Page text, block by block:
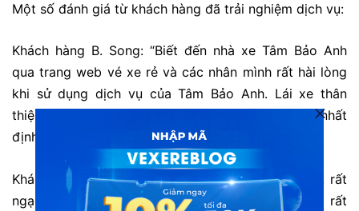
Một số đánh giá từ khách hàng đã trải nghiệm dịch vụ:
Khách hàng B. Song: “Biết đến nhà xe Tâm Bảo Anh
qua trang web vé xe rẻ và các nhân mình rất hài lòng
khi sử dụng dịch vụ của Tâm Bảo Anh. Lái xe thân
thiện và đúng giờ. lần sau mình có nhu cầu đi lại nhất
định sẽ tiếp tục ủng hộ tâm bảo Anh”
Khách hàng Bùi: “Lâu rồi mình mới đi Quảng Ninh, rất
ngạc nhiên vì xe Limousine đón gần nhà, chú tài rất